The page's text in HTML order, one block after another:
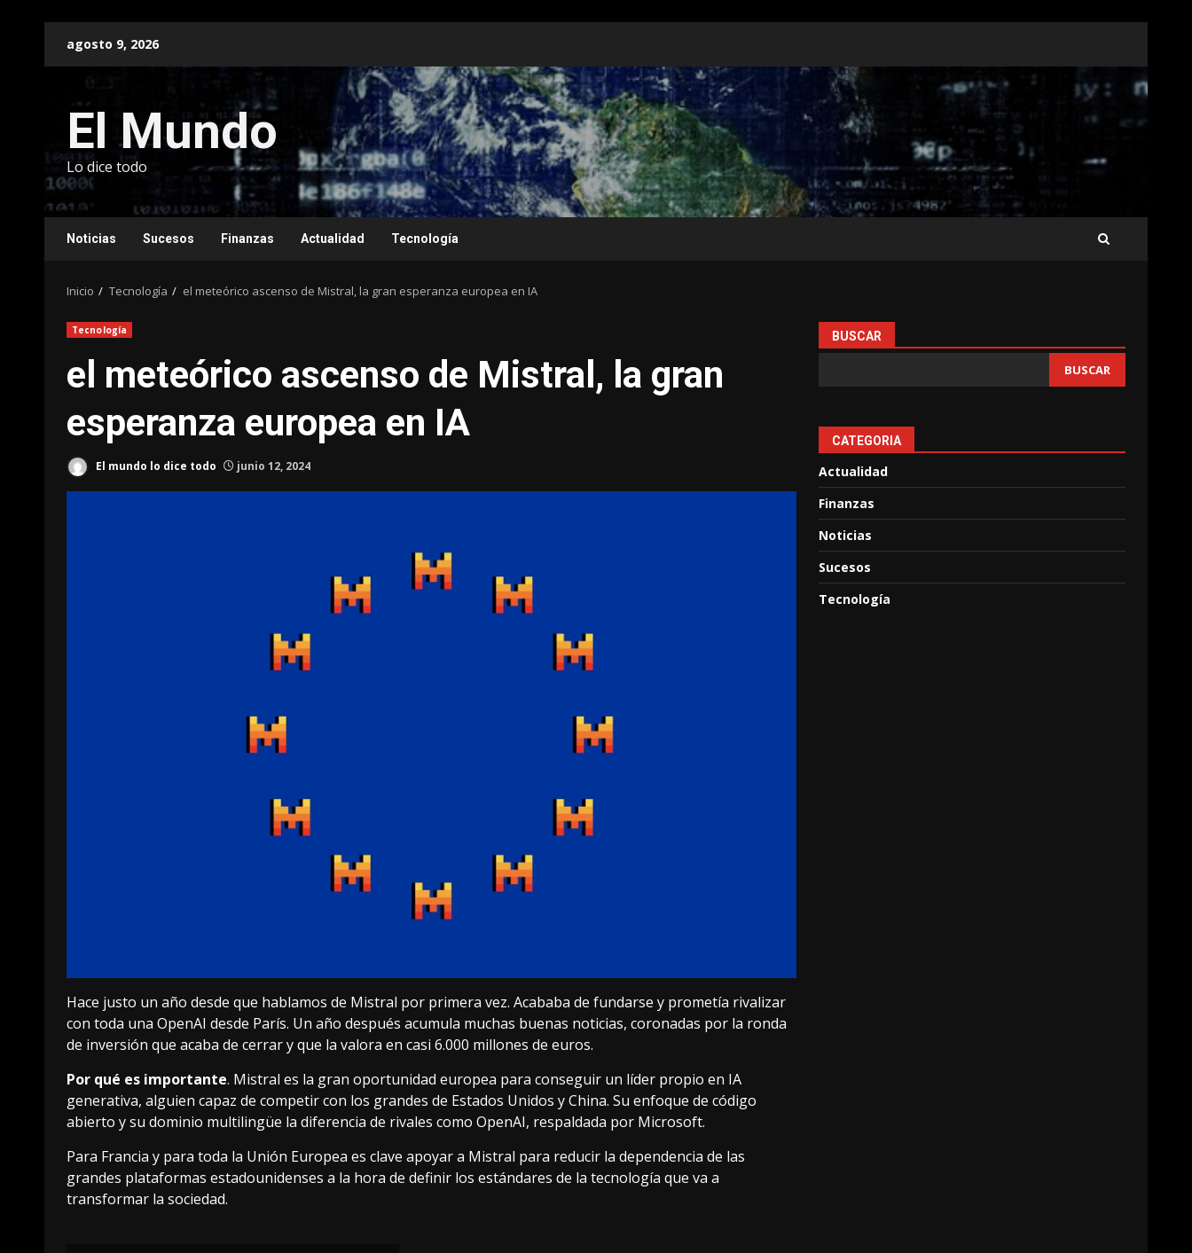
agosto 9, 2026
El Mundo
Lo dice todo
Noticias Sucesos Finanzas Actualidad Tecnología
Inicio Tecnología el meteórico ascenso de Mistral, la gran esperanza europea en IA
Tecnología
el meteórico ascenso de Mistral, la gran
esperanza europea en IA
El mundo lo dice todo junio 12, 2024
Hace justo un año desde que hablamos de Mistral por primera vez. Acababa de fundarse y prometía rivalizar
con toda una OpenAI desde París. Un año después acumula muchas buenas noticias, coronadas por la ronda
de inversión que acaba de cerrary que la valora en casi 6.000 millones de euros.
Por qué es importante. Mistral es la gran oportunidad europea para conseguir un líder propio en IA
generativa, alguien capaz de competir con los grandes de Estados Unidos y China. Su enfoque de código
abierto y su dominio multilingüe la diferencia de rivales como OpenAI, respaldada por Microsoft.
Para Francia y para toda la Unión Europea es clave apoyar a Mistral para reducir la dependencia de las
grandes plataformas estadounidenses a la hora de definir los estándares de la tecnología que va a
transformar la sociedad.
BUSCAR
BUSCAR
CATEGORIA
Actualidad
Finanzas
Noticias
Sucesos
Tecnología